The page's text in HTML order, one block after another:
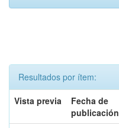
Resultados por ítem:
Vista previa
Fecha de
publicación